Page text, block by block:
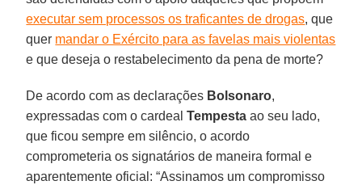
executar sem processos os traficantes de drogas, que
quer mandar o Exército para as favelas mais violentas
e que deseja o restabelecimento da pena de morte?
De acordo com as declarações Bolsonaro,
expressadas com o cardealTempesta ao seu lado,
que ficou sempre em silêncio, o acordo
comprometeria os signatários de maneira formal e
aparentemente oficial: “Assinamos um compromisso